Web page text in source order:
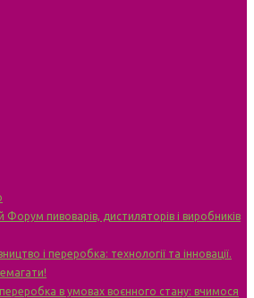
пивоварів, дистиляторів і виробників
і переробка: технології та інновації.
переробка в умовах воєнного стану: вчимося